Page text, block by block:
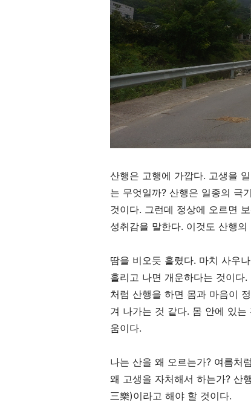
산행은 고행에 가깝다. 고생을
는 무엇일까? 산행은 일종의 극
것이다. 그런데 정상에 오르면
성취감을 말한다. 이것도 산행의
땀을 비오듯 흘렸다. 마치 사우
흘리고 나면 개운하다는 것이다.
처럼 산행을 하면 몸과 마음이
겨 나가는 것 같다. 몸 안에 있는
움이다.
나는 산을 왜 오르는가? 여름처
왜 고생을 자처해서 하는가? 산
三樂)이라고 해야 할 것이다.